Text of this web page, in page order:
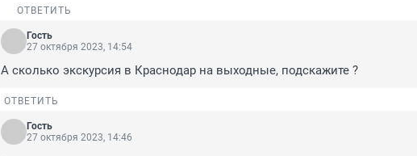
ОТВЕТИТЬ
Гость
27 октября 2023, 14:54
А сколько экскурсия в Краснодар на выходные, подскажите ?
ОТВЕТИТЬ
Гость
27 октября 2023, 14:46